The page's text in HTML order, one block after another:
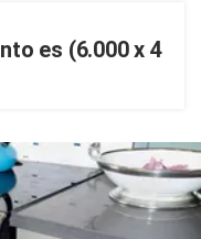
es (6.000 x 4